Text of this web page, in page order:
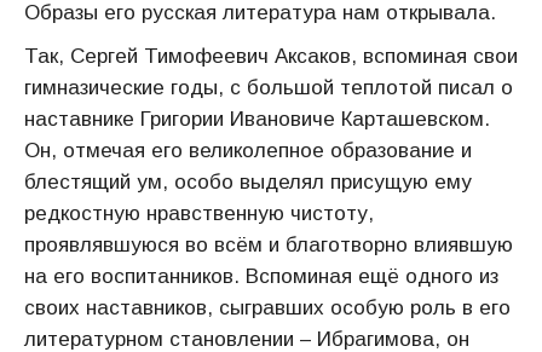
Образы его русская литература нам открывала.
Так, Сергей Тимофеевич Аксаков, вспоминая свои
гимназические годы, с большой теплотой писал о
наставнике Григории Ивановиче Карташевском.
Он, отмечая его великолепное образование и
блестящий ум, особо выделял присущую ему
редкостную нравственную чистоту,
проявлявшуюся во всём и благотворно влиявшую
на его воспитанников. Вспоминая ещё одного из
своих наставников, сыгравших особую роль в его
литературном становлении – Ибрагимова, он